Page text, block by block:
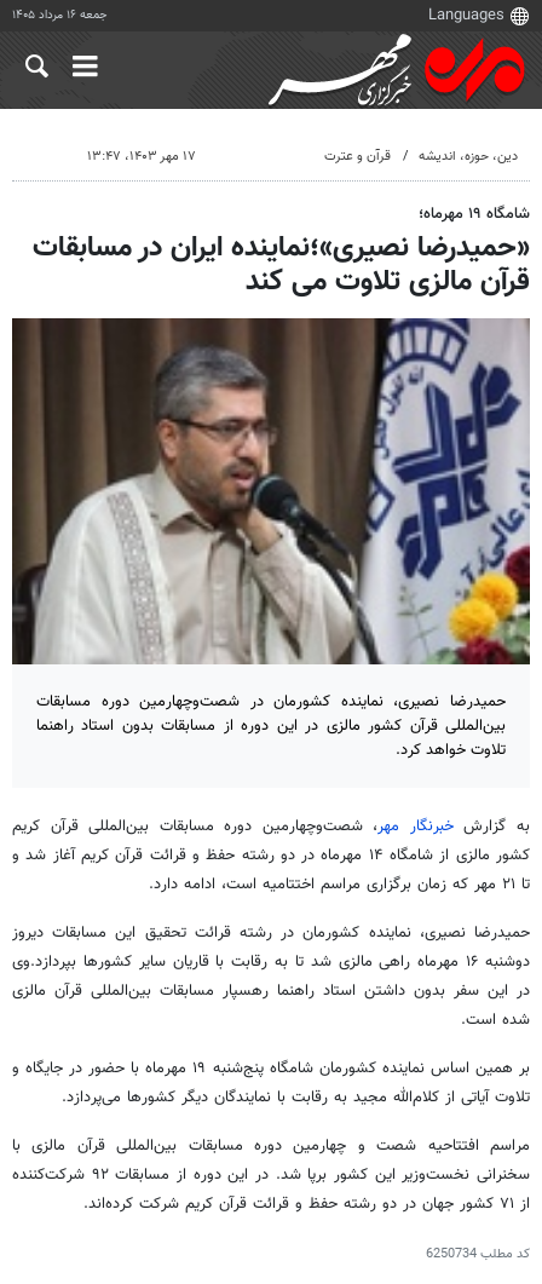
جمعه ۱۶ مرداد ۱۴۰۵
دين، حوزه، انديشه قرآن و عترت ۱۷ مهر ۱۴۰۳، ۱۳:۴۷
شامگاه ۱۹ مهرماه؛
«حمیدرضا نصیری»؛نماینده ایران در مسابقات
قرآن مالزی تلاوت می کند
حمیدرضا نصیری، نماینده کشورمان در شصت‌وچهارمین دوره مسابقات
بین‌المللی قرآن کشور مالزی در این دوره از مسابقات بدون استاد راهنما
تلاوت خواهد کرد.
به گزارشخبرنگار مهر،شصت‌وچهارمین دوره مسابقات بین‌المللی قرآن کریم
کشور مالزی از شامگاه ۱۴ مهرماه در دو رشته حفظ و قرائت قرآن کریم آغاز شد و
تا ۲۱ مهر که زمان برگزاری مراسم اختتامیه است، ادامه دارد.
حمیدرضا نصیری، نماینده کشورمان در رشته قرائت تحقیق این مسابقات دیروز
دوشنبه ۱۶ مهرماه راهی مالزی شد تا به رقابت با قاریان سایر کشورها
بپردازد.وی
در این سفر بدون داشتن استاد راهنما رهسپار مسابقات بین‌المللی قرآن مالزی
شده است.
بر همین اساس نماینده کشورمان شامگاه پنج‌شنبه ۱۹ مهرماه با حضور در جایگاه و
تلاوت آیاتی از کلام‌الله مجید به رقابت با نمایندگان دیگر کشورها می‌پردازد.
مراسم افتتاحیه شصت و چهارمین دوره مسابقات بین‌المللی قرآن مالزی با
سخنرانی نخست‌وزیر این کشور برپا شد. در این دوره از مسابقات ۹۲ شرکت‌کننده
از ۷۱ کشور جهان در دو رشته حفظ و قرائت قرآن کریم شرکت کرده‌اند.
کد مطلب6250734